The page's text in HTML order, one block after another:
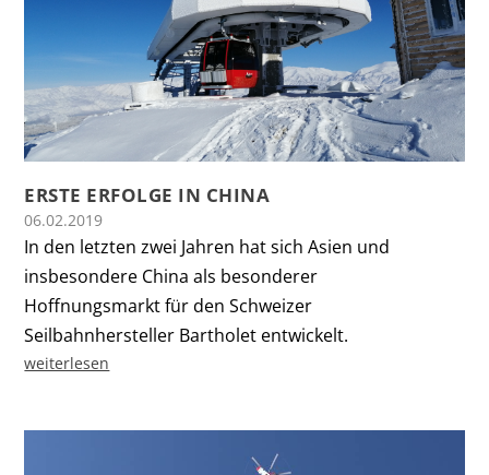
ERSTE ERFOLGE IN CHINA
06.02.2019
In den letzten zwei Jahren hat sich Asien und
insbesondere China als besonderer
Hoffnungsmarkt für den Schweizer
Seilbahnhersteller Bartholet entwickelt.
weiterlesen